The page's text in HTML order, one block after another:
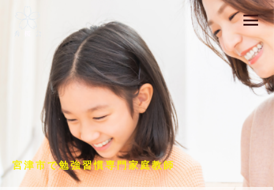
宮津市で勉強習慣専門家庭教師